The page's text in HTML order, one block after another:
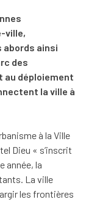
ville,
abords ainsi
des
au déploiement
la ville à
à la Ville
Dieu « s’inscrit
année, la
La ville
les frontières